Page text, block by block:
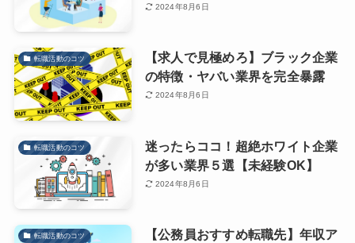
2024年8月6日
転職活動のコツ
【求人で見極めろ】ブラック企業
の特徴・ヤバい業界を完全暴露
2024年8月6日
転職活動のコツ
迷ったらココ！超絶ホワイト企業
が多い業界５選【未経験OK】
2024年8月6日
転職活動のコツ
【公務員おすすめ転職先】年収ア